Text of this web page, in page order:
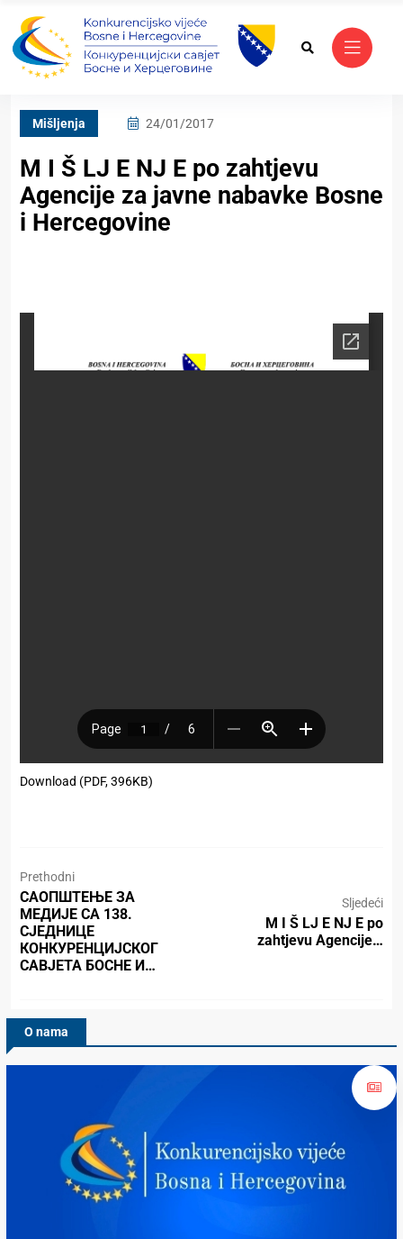
Mišljenja 24/01/2017
M I Š LJ E NJ E po zahtjevu
Agencije za javne nabavke Bosne
i Hercegovine
Download (PDF, 396KB)
Prethodni
САОПШТЕЊЕ ЗА
МЕДИЈЕ СА 138.
СЈЕДНИЦЕ
КОНКУРЕНЦИЈСКОГ
САВЈЕТА БОСНЕ И…
Sljedeći
M I Š LJ E NJ E po
zahtjevu Agencije…
O nama